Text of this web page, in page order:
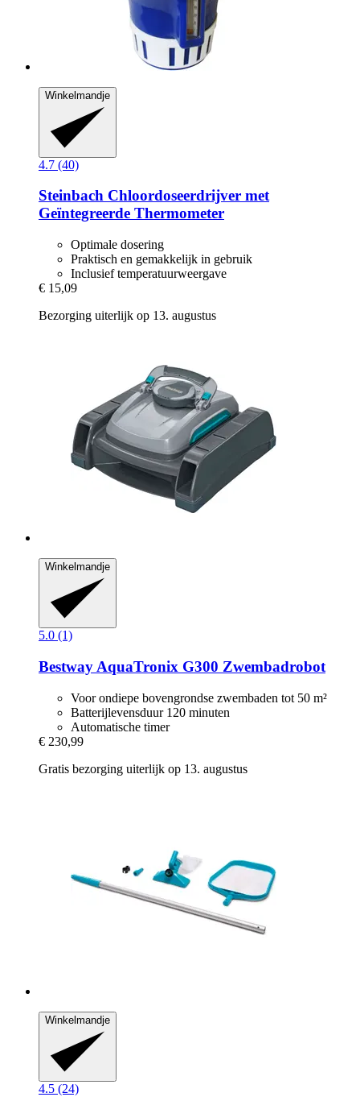
Winkelmandje
4.7 (40)
Steinbach Chloordoseerdrijver met
Geïntegreerde Thermometer
Optimale dosering
Praktisch en gemakkelijk in gebruik
Inclusief temperatuurweergave
€ 15,09
Bezorging uiterlijk op 13. augustus
Winkelmandje
5.0 (1)
Bestway AquaTronix G300 Zwembadrobot
Voor ondiepe bovengrondse zwembaden tot 50 m²
Batterijlevensduur 120 minuten
Automatische timer
€ 230,99
Gratis bezorging uiterlijk op 13. augustus
Winkelmandje
4.5 (24)